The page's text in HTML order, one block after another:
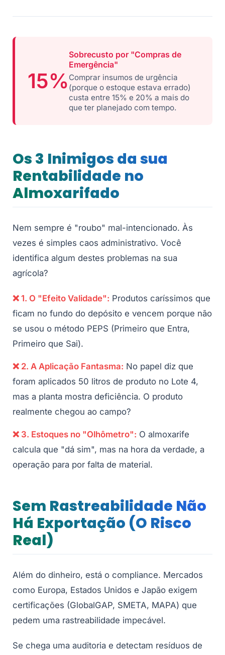
15%
Sobrecusto por "Compras de
Emergência"
Comprar insumos de urgência
(porque o estoque estava errado)
custa entre 15% e 20% a mais do
que ter planejado com tempo.
Os 3 Inimigos da sua
Rentabilidade no
Almoxarifado
Nem sempre é "roubo" mal-intencionado. Às
vezes é simples caos administrativo. Você
identifica algum destes problemas na sua
agrícola?
❌ 1. O "Efeito Validade": Produtos caríssimos que
ficam no fundo do depósito e vencem porque não
se usou o método PEPS (Primeiro que Entra,
Primeiro que Sai).
❌ 2. A Aplicação Fantasma: No papel diz que
foram aplicados 50 litros de produto no Lote 4,
mas a planta mostra deficiência. O produto
realmente chegou ao campo?
❌ 3. Estoques no "Olhômetro": O almoxarife
calcula que "dá sim", mas na hora da verdade, a
operação para por falta de material.
Sem Rastreabilidade Não
Há Exportação (O Risco
Real)
Além do dinheiro, está o compliance. Mercados
como Europa, Estados Unidos e Japão exigem
certificações (GlobalGAP, SMETA, MAPA) que
pedem uma rastreabilidade impecável.
Se chega uma auditoria e detectam resíduos de